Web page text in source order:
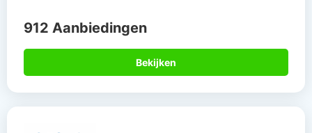
912 Aanbiedingen
Bekijken